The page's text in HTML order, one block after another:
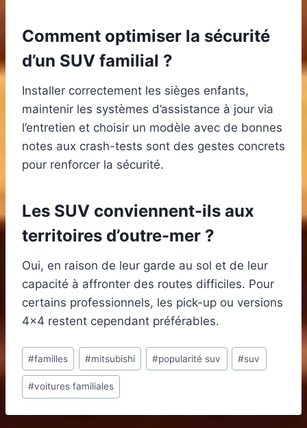
Comment optimiser la sécurité
d’un SUV familial ?
Installer correctement les sièges enfants,
maintenir les systèmes d’assistance à jour via
l’entretien et choisir un modèle avec de bonnes
notes aux crash-tests sont des gestes concrets
pour renforcer la sécurité.
Les SUV conviennent-ils aux
territoires d’outre-mer ?
Oui, en raison de leur garde au sol et de leur
capacité à affronter des routes difficiles. Pour
certains professionnels, les pick-up ou versions
4×4 restent cependant préférables.
Étiquettes
de
la
#familles #mitsubishi #popularité suv #suv
#voitures familiales